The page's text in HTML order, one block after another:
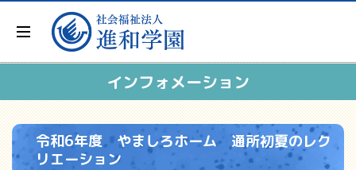
インフォメーション
令和6年度 やましろホーム 通所初夏のレク
リエーション